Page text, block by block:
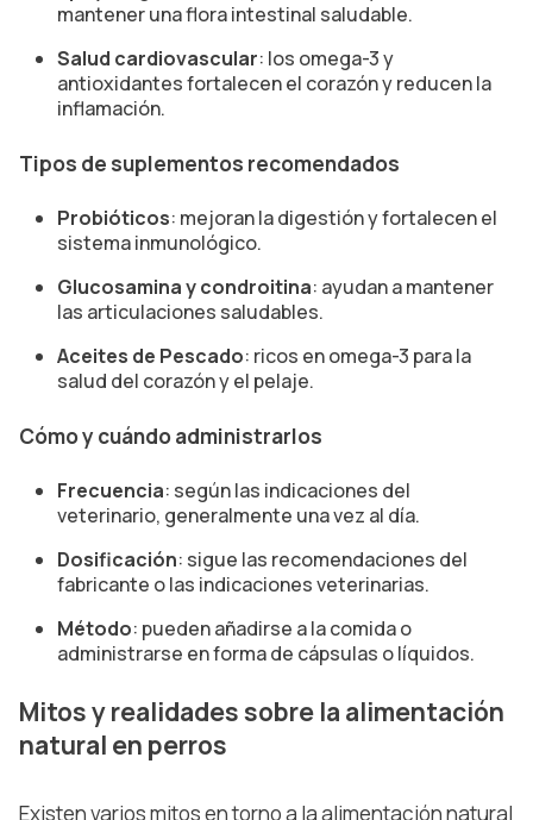
mantener una flora intestinal saludable.
Salud cardiovascular: los omega-3 y
antioxidantes fortalecen el corazón y reducen la
inflamación.
Tipos de suplementos recomendados
Probióticos: mejoran la digestión y fortalecen el
sistema inmunológico.
Glucosamina y condroitina: ayudan a mantener
las articulaciones saludables.
Aceites de Pescado: ricos en omega-3 para la
salud del corazón y el pelaje.
Cómo y cuándo administrarlos
Frecuencia: según las indicaciones del
veterinario, generalmente una vez al día.
Dosificación: sigue las recomendaciones del
fabricante o las indicaciones veterinarias.
Método: pueden añadirse a la comida o
administrarse en forma de cápsulas o líquidos.
Mitos y realidades sobre la alimentación
natural en perros
Existen varios mitos en torno a la alimentación natural